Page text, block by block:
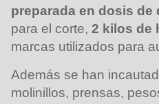
preparada en dosis
para el corte, 2 kilos de
marcas utilizados para
Además se han
molinillos, prensas,